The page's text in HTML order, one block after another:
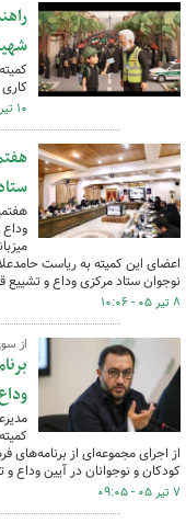
۱۰ تیر ۰۵ - ۲۱:۰۱
اعضای این کمیته به ریاست
نوجوان ستاد مرکزی وداع و تشییع
۸ تیر ۰۵ - ۱۰:۰۶
از
از اجرای مجموعه‌ای از برنامه‌های
کودکان و نوجوانان در آیین وداع
۷ تیر ۰۵ - ۰۹:۰۵